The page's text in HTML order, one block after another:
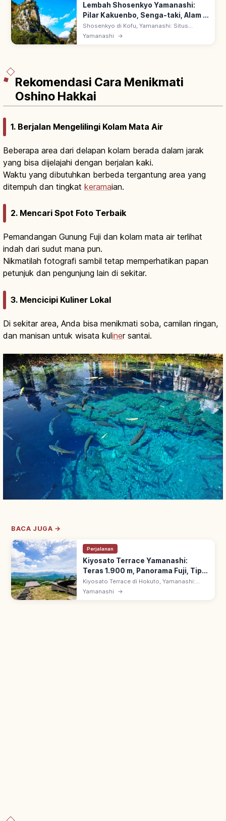
Lembah Shosenkyo Yamanashi:
Pilar Kakuenbo, Senga-taki, Alam &
Rute
Shosenkyo di Kofu, Yamanashi: Situs
Pemandangan Alam Khusus Nasional
Yamanashi →
Rekomendasi Cara Menikmati
Oshino Hakkai
1. Berjalan Mengelilingi Kolam Mata Air
Beberapa area dari delapan kolam berada dalam jarak
yang bisa dijelajahi dengan berjalan kaki.
Waktu yang dibutuhkan berbeda tergantung area yang
ditempuh dan tingkat keramaian.
2. Mencari Spot Foto Terbaik
Pemandangan Gunung Fuji dan kolam mata air terlihat
indah dari sudut mana pun.
Nikmatilah fotografi sambil tetap memperhatikan papan
petunjuk dan pengunjung lain di sekitar.
3. Mencicipi Kuliner Lokal
Di sekitar area, Anda bisa menikmati soba, camilan ringan,
dan manisan untuk wisata kuliner santai.
BACA JUGA →
Perjalanan
Kiyosato Terrace Yamanashi:
Teras 1.900 m, Panorama Fuji, Tips
Berkunjung
Kiyosato Terrace di Hokuto, Yamanashi:
teras observasi ~1.900 m di green season
Yamanashi →